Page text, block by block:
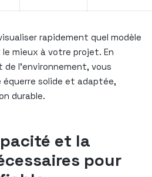
rapidement quel modèle
mieux à votre projet. En
l’environnement, vous
équerre solide et adaptée,
durable.
et la
pour